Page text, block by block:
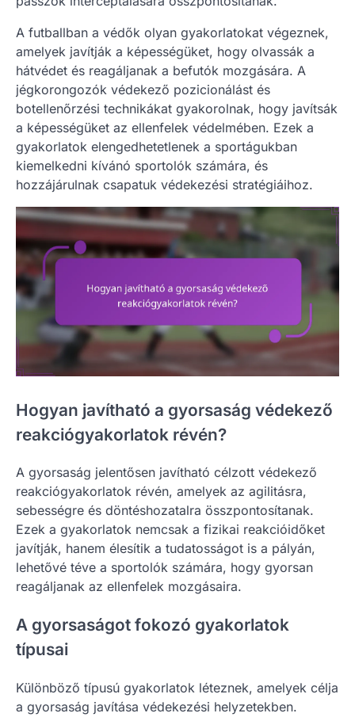
A futballban a védők olyan gyakorlatokat végeznek,
amelyek javítják a képességüket, hogy olvassák a
hátvédet és reagáljanak a befutók mozgására. A
jégkorongozók védekező pozicionálást és
botellenőrzési technikákat gyakorolnak, hogy javítsák
a képességüket az ellenfelek védelmében. Ezek a
gyakorlatok elengedhetetlenek a sportágukban
kiemelkedni kívánó sportolók számára, és
hozzájárulnak csapatuk védekezési stratégiáihoz.
Hogyan javítható a gyorsaság védekező
reakciógyakorlatok révén?
A gyorsaság jelentősen javítható célzott védekező
reakciógyakorlatok révén, amelyek az agilitásra,
sebességre és döntéshozatalra összpontosítanak.
Ezek a gyakorlatok nemcsak a fizikai reakcióidőket
javítják, hanem élesítik a tudatosságot is a pályán,
lehetővé téve a sportolók számára, hogy gyorsan
reagáljanak az ellenfelek mozgásaira.
A gyorsaságot fokozó gyakorlatok
típusai
Különböző típusú gyakorlatok léteznek, amelyek célja
a gyorsaság javítása védekezési helyzetekben.